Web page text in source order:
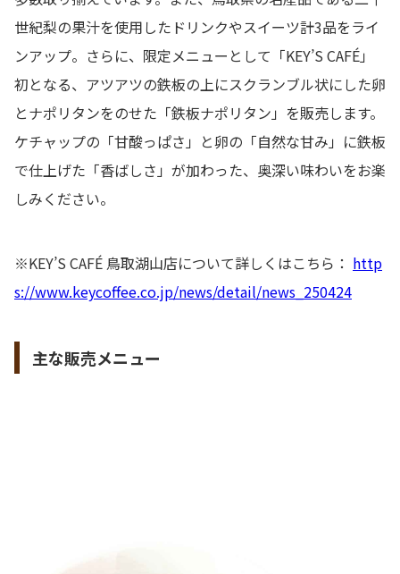
世紀梨の果汁を使用したドリンクやスイーツ計3品をライ
ンアップ。さらに、限定メニューとして「KEY’S CAFÉ」
初となる、アツアツの鉄板の上にスクランブル状にした卵
とナポリタンをのせた「鉄板ナポリタン」を販売します。
ケチャップの「甘酸っぱさ」と卵の「自然な甘み」に鉄板
で仕上げた「香ばしさ」が加わった、奥深い味わいをお楽
しみください。
※KEY’S CAFÉ 鳥取湖山店について詳しくはこちら： http
s://www.keycoffee.co.jp/news/detail/news_250424
主な販売メニュー